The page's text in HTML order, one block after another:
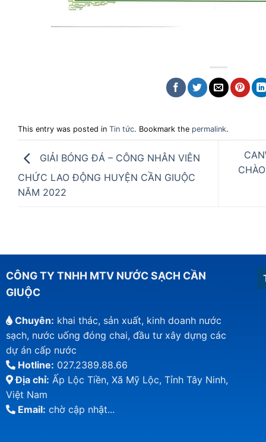
This entry was posted in Tin tức. Bookmark the permalink.
GIẢI BÓNG ĐÁ – CÔNG NHÂN VIÊN
CHỨC LAO ĐỘNG HUYỆN CẦN GIUỘC
NĂM 2022
CÔNG TY TNHH MTV NƯỚC SẠCH CẦN
GIUỘC
Chuyên: khai thác, sản xuất, kinh doanh nước
sạch, nước uống đóng chai, đầu tư xây dựng các
dự án cấp nước
Hotline: 027.2389.88.66
Địa chỉ: Ấp Lộc Tiền, Xã Mỹ Lộc, Tỉnh Tây Ninh,
Việt Nam
Email: chờ cập nhật...